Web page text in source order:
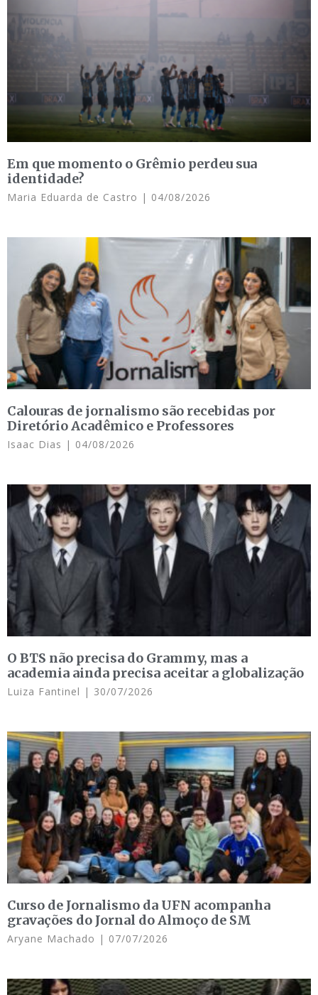
Em que momento o Grêmio perdeu sua
identidade?
Maria Eduarda de Castro 04/08/2026
Calouras de jornalismo são recebidas por
Diretório Acadêmico e Professores
Isaac Dias 04/08/2026
O BTS não precisa do Grammy, mas a
academia ainda precisa aceitar a globalização
Luiza Fantinel 30/07/2026
Curso de Jornalismo da UFN acompanha
gravações do Jornal do Almoço de SM
Aryane Machado 07/07/2026